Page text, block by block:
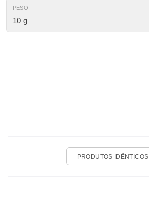
PESO
10 g
PRODUTOS IDÊNTICOS